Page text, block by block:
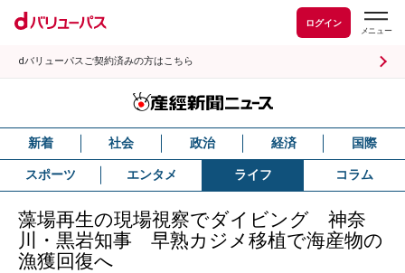
ログイン
dバリューパスご契約済みの方はこちら
新着 社会 政治 経済 国際
スポーツ エンタメ ライフ コラム
藻場再生の現場視察でダイビング 神奈
川・黒岩知事 早熟カジメ移植で海産物の
漁獲回復へ